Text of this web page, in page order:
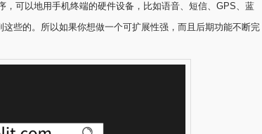
可以地用手机终端的硬件设备，比如语音、短信、GPS、蓝
些的。所以如果你想做一个可扩展性强，而且后期功能不断完